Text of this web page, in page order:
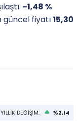
-1,48 %
fiyatı15,30
YILLIK DEĞİŞİM: %2,14